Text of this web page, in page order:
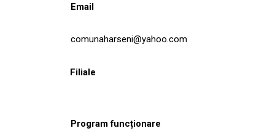
Email
comunaharseni@yahoo.com
Filiale
Program funcționare